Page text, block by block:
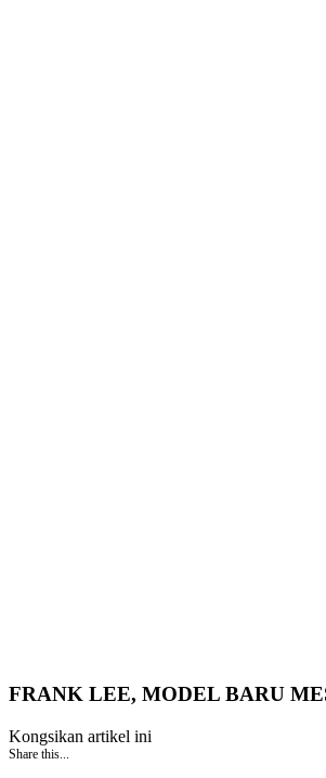
FRANK LEE, MODEL BARU
Kongsikan artikel ini
Share this...